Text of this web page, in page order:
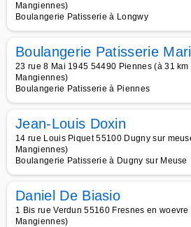
Mangiennes)
Boulangerie Patisserie à Longwy
Boulangerie Patisserie
23 rue 8 Mai 1945 54490 Piennes (à 31
Mangiennes)
Boulangerie Patisserie à Piennes
Jean-Louis Doxin
14 rue Louis Piquet 55100 Dugny sur
Mangiennes)
Boulangerie Patisserie à Dugny sur Meuse
Daniel De Biasio
1 Bis rue Verdun 55160 Fresnes en
Mangiennes)